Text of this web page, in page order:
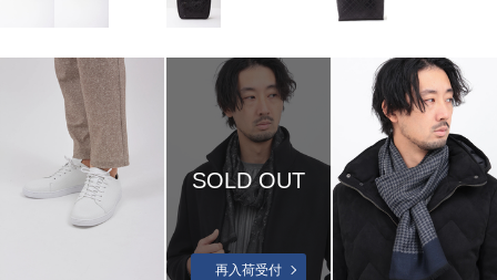
SOLD OUT
再入荷受付